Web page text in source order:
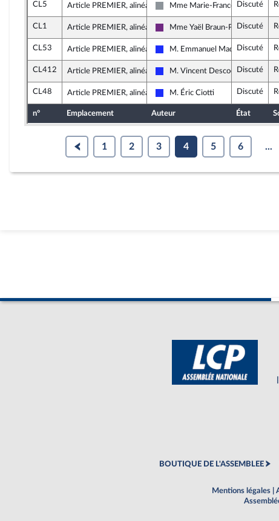
CL5 Article PREMIER, alinéa 8
Non inscrit
Mme Marie-France Lorho
Discuté
CL1 Article PREMIER, alinéa 7
La République en Marche
Mme Yaël Braun-PivetDiscuté
CL53 Article PREMIER, alinéa 7
Les Républicains
M. Emmanuel MaquetDiscuté
CL412 Article PREMIER, alinéa 7
Les Républicains
M. Vincent DescoeurDiscuté
CL48 Article PREMIER, alinéa 28
Les Républicains
M. Éric Ciotti Discuté
n° Emplacement Auteur État
1 2 3 4 5 6 ...
BOUTIQUE DE L'ASSEMBLEE
Mentions légales